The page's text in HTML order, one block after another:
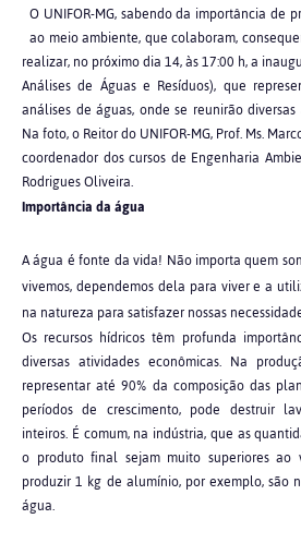
O UNIFOR-MG, sabendo da importância de
ao meio ambiente, que colaboram,
realizar, no próximo dia 14, às 17:00 h, a
Análises de Águas e Resíduos), que
análises de águas, onde se reunirão
Na foto, o Reitor do UNIFOR-MG, Prof. Ms.
coordenador dos cursos de Engenharia
Rodrigues Oliveira.
Importância da água
A água é fonte da vida! Não importa quem
vivemos, dependemos dela para viver e a
na natureza para satisfazer nossas
Os recursos hídricos têm profunda
diversas atividades econômicas. Na
representar até 90% da composição das
períodos de crescimento, pode destruir
inteiros. É comum, na indústria, que as
o produto final sejam muito superiores ao
produzir 1 kg de alumínio, por exemplo, são
água.